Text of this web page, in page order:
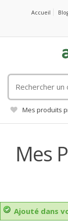
Accueil
un
objet
publicitaire
Mes produits
Mes
Ajouté dans